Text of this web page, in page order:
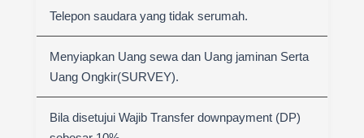
Telepon saudara yang tidak serumah.
Menyiapkan Uang sewa dan Uang jaminan Serta
Uang Ongkir(SURVEY).
Bila disetujui Wajib Transfer downpayment (DP)